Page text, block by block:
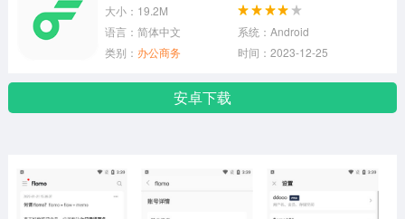
冒险解谜
大小：19.2M
语言：简体中文
系统：Android
类别： 办公商务 时间：2023-12-25
安卓下载